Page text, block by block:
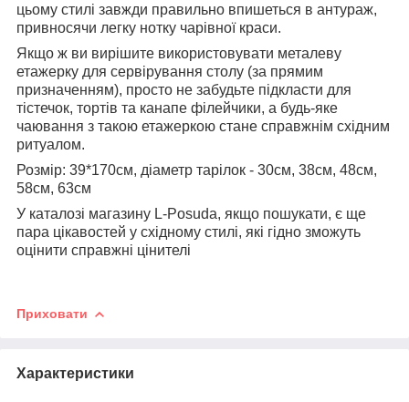
цьому стилі завжди правильно впишеться в антураж,
привносячи легку нотку чарівної краси.
Якщо ж ви вирішите використовувати металеву
етажерку для сервірування столу (за прямим
призначенням), просто не забудьте підкласти для
тістечок, тортів та канапе філейчики, а будь-яке
чаювання з такою етажеркою стане справжнім східним
ритуалом.
Розмір: 39*170см, діаметр тарілок - 30см, 38см, 48см,
58см, 63см
У каталозі магазину L-Posuda, якщо пошукати, є ще
пара цікавостей у східному стилі, які гідно зможуть
оцінити справжні цінителі
Приховати
Характеристики